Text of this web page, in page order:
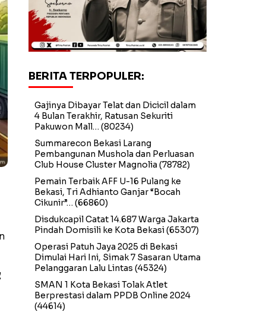
BERITA TERPOPULER:
Gajinya Dibayar Telat dan Dicicil dalam
4 Bulan Terakhir, Ratusan Sekuriti
Pakuwon Mall… (80234)
Summarecon Bekasi Larang
Pembangunan Mushola dan Perluasan
Club House Cluster Magnolia (78782)
Pemain Terbaik AFF U-16 Pulang ke
Bekasi, Tri Adhianto Ganjar “Bocah
Cikunir”… (66860)
Disdukcapil Catat 14.687 Warga Jakarta
Pindah Domisili ke Kota Bekasi(65307)
Operasi Patuh Jaya 2025 di Bekasi
Dimulai Hari Ini, Simak 7 Sasaran Utama
Pelanggaran Lalu Lintas (45324)
SMAN 1 Kota Bekasi Tolak Atlet
Berprestasi dalam PPDB Online 2024
(44614)